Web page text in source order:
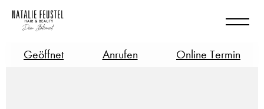
Geöffnet Anrufen Online Termin